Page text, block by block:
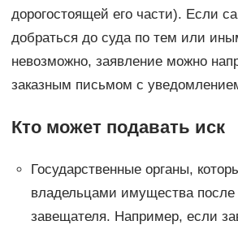
дорогостоящей его части). Если
добраться до суда по тем или
невозможно, заявление можно
заказным письмом с
Кто может подавать иск
Государственные органы,
владельцами имущества после
завещателя. Например, если